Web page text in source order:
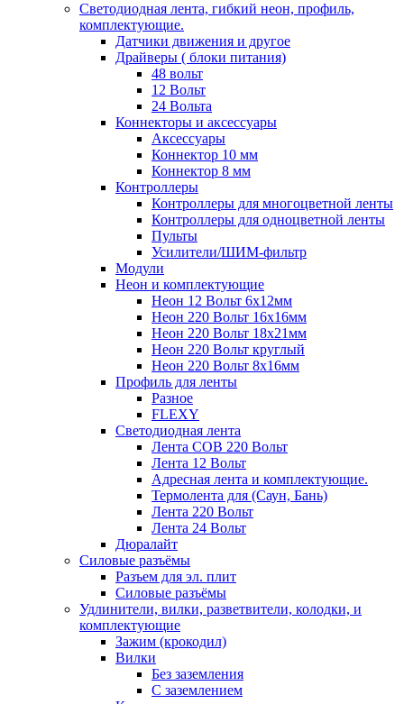
Светодиодная лента, гибкий неон, профиль,
комплектующие.
Датчики движения и другое
Драйверы ( блоки питания)
48 вольт
12 Вольт
24 Вольта
Коннекторы и аксессуары
Аксессуары
Коннектор 10 мм
Коннектор 8 мм
Контроллеры
Контроллеры для многоцветной ленты
Контроллеры для одноцветной ленты
Пульты
Усилители/ШИМ-фильтр
Модули
Неон и комплектующие
Неон 12 Вольт 6х12мм
Неон 220 Вольт 16х16мм
Неон 220 Вольт 18х21мм
Неон 220 Вольт круглый
Неон 220 Вольт 8х16мм
Профиль для ленты
Разное
FLEXY
Светодиодная лента
Лента СОВ 220 Вольт
Лента 12 Вольт
Адресная лента и комплектующие.
Термолента для (Саун, Бань)
Лента 220 Вольт
Лента 24 Вольт
Дюралайт
Силовые разъёмы
Разъем для эл. плит
Силовые разъёмы
Удлинители, вилки, разветвители, колодки, и
комплектующие
Зажим (крокодил)
Вилки
Без заземления
С заземлением